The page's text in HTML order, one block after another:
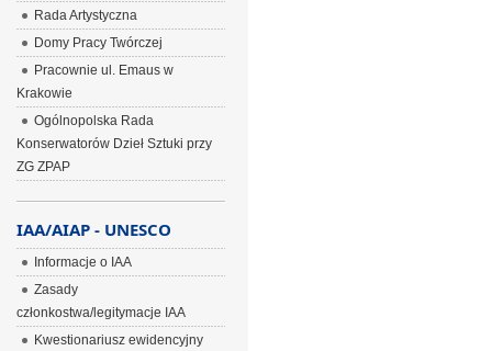
Rada Artystyczna
Domy Pracy Twórczej
Pracownie ul. Emaus w
Krakowie
Ogólnopolska Rada
Konserwatorów Dzieł Sztuki przy
ZG ZPAP
IAA/AIAP - UNESCO
Informacje o IAA
Zasady
członkostwa/legitymacje IAA
Kwestionariusz ewidencyjny